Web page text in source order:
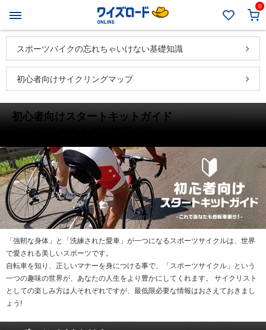
0
スポーツバイクの忘れちゃいけない基礎知識
初心者向けサイクリングマップ
初心者向けスタートキットガイド
「強靭な身体」と「洗練された愛車」が一つになるスポーツサイクルは、世界
で愛される美しいスポーツです。
自転車を知り、正しいマナーを身につける事で、「スポーツサイクル」という
一つの趣味の世界が、あなたの人生をより豊かにしてくれます。 サイクリスト
としての楽しみ方は人それぞれですが、最低限必要な情報はおさえておきまし
ょう!